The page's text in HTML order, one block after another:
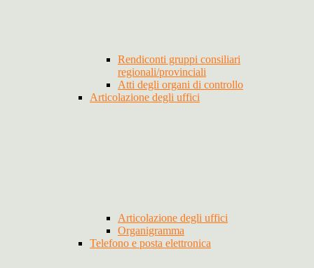
Rendiconti gruppi consiliari
regionali/provinciali
Atti degli organi di controllo
Articolazione degli uffici
Articolazione degli uffici
Organigramma
Telefono e posta elettronica